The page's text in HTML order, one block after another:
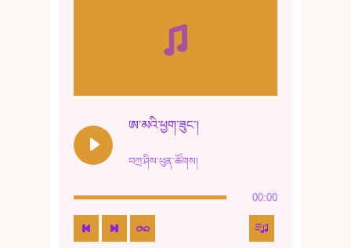
ཨ་མའི་ཕྱག་ཟུང་།
བཀྲ་ཤིས་ཕུན་ཚོགས།
00:00